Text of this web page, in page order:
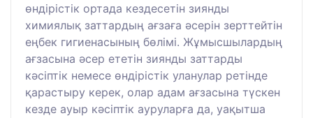
өндірістік ортада кездесетін зиянды
химиялық заттардың ағзаға әсерін зерттейтін
еңбек гигиенасының бөлімі. Жұмысшылардың
ағзасына әсер ететін зиянды заттарды
кәсіптік немесе өндірістік уланулар ретінде
қарастыру керек, олар адам ағзасына түскен
кезде ауыр кәсіптік ауруларға да, уақытша